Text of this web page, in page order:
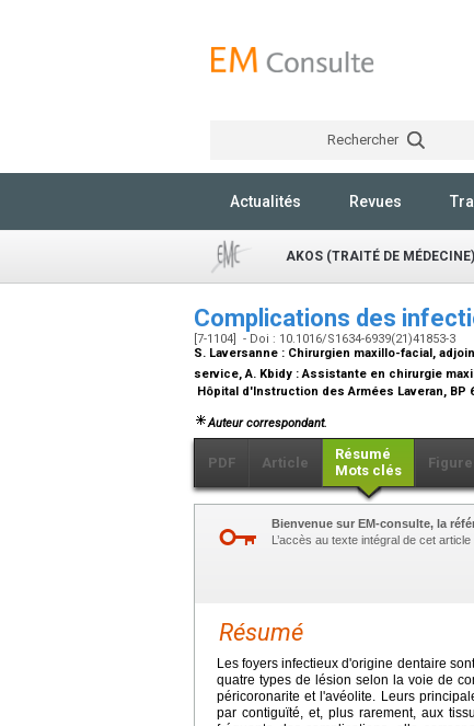
Rechercher
Actualités Revues
AKOS (TRAITÉ DE MÉDECINE)
Complications des
[7-1104] - Doi : 10.1016/S1634-6939(21)41853-3
S. Laversanne : Chirurgien maxillo-facial,
service, A. Kbidy :Assistante en chirurgie
Hôpital d'Instruction des Armées Laveran, BP
Auteur correspondant.
PDF Article
Résumé
Mots clés
Bienvenue sur EM-consulte, la
L’accès au texte intégral de cet
Résumé
Les foyers infectieux d'origine dentaire
quatre types de lésion selon la voie de
péricoronarite et l'avéolite. Leurs
par contiguïté, et, plus rarement, aux